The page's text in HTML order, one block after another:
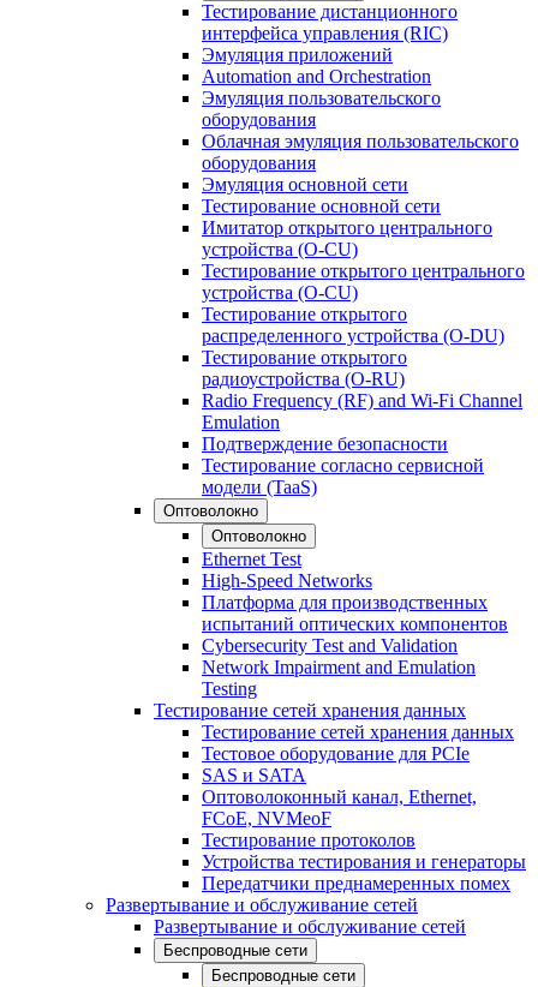
Тестирование дистанционного
интерфейса управления (RIC)
Эмуляция приложений
Automation and Orchestration
Эмуляция пользовательского
оборудования
Облачная эмуляция пользовательского
оборудования
Эмуляция основной сети
Тестирование основной сети
Имитатор открытого центрального
устройства (O-CU)
Тестирование открытого центрального
устройства (O-CU)
Тестирование открытого
распределенного устройства (O-DU)
Тестирование открытого
радиоустройства (O-RU)
Radio Frequency (RF) and Wi-Fi Channel
Emulation
Подтверждение безопасности
Тестирование согласно сервисной
модели (TaaS)
Оптоволокно
Оптоволокно
Ethernet Test
High-Speed Networks
Платформа для производственных
испытаний оптических компонентов
Cybersecurity Test and Validation
Network Impairment and Emulation
Testing
Тестирование сетей хранения данных
Тестирование сетей хранения данных
Тестовое оборудование для PCIe
SAS и SATA
Оптоволоконный канал, Ethernet,
FCoE, NVMeoF
Тестирование протоколов
Устройства тестирования и генераторы
Передатчики преднамеренных помех
Развертывание и обслуживание сетей
Развертывание и обслуживание сетей
Беспроводные сети
Беспроводные сети